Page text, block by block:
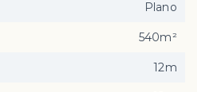
Plano
540m²
12m